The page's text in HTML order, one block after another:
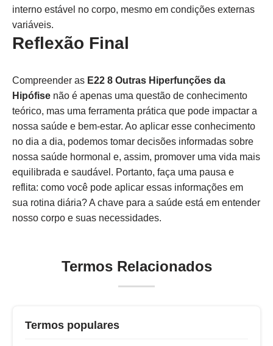
interno estável no corpo, mesmo em condições externas
variáveis.
Reflexão Final
Compreender as E22 8 Outras Hiperfunções da
Hipófise não é apenas uma questão de conhecimento
teórico, mas uma ferramenta prática que pode impactar a
nossa saúde e bem-estar. Ao aplicar esse conhecimento
no dia a dia, podemos tomar decisões informadas sobre
nossa saúde hormonal e, assim, promover uma vida mais
equilibrada e saudável. Portanto, faça uma pausa e
reflita: como você pode aplicar essas informações em
sua rotina diária? A chave para a saúde está em entender
nosso corpo e suas necessidades.
Termos Relacionados
Termos populares